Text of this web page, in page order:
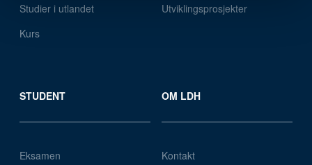
Studier i utlandet
Kurs
Utviklingsprosjekter
STUDENT
Eksamen
OM LDH
Kontakt